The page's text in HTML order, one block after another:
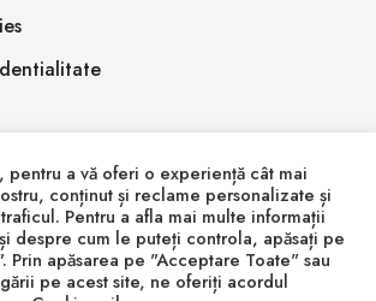
Inlemnit Epoxy Design SRL
pentru a vă oferi o experiență cât mai
conținut și reclame personalizate și
Pentru a afla mai multe informații
despre cum le puteți controla, apăsați pe
Prin apăsarea pe "Acceptare Toate" sau
pe acest site, ne oferiți acordul